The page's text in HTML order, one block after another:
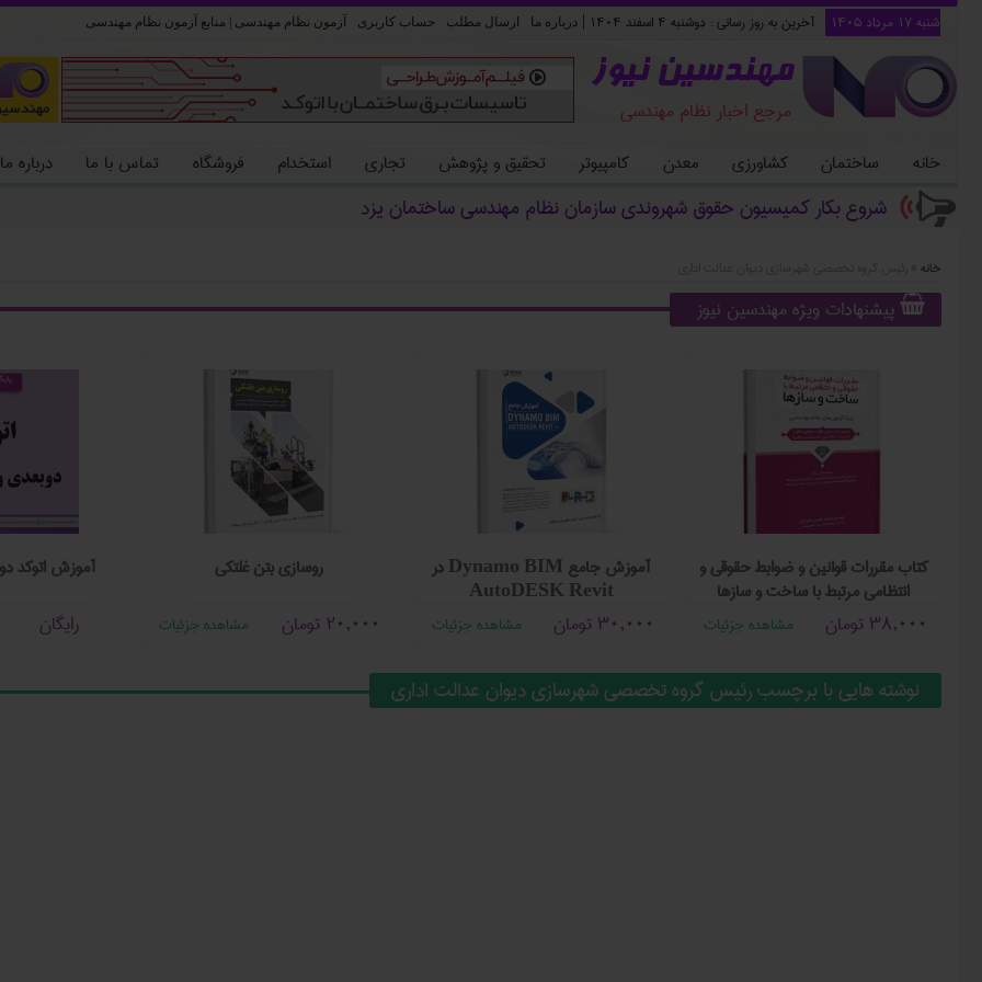
شنبه ۱۷ مرداد ۱۴۰۵ آخرین به روز رسانی : دوشنبه ۴ اسفند ۱۴۰۴ | درباره ما ارسال مطلب حساب کاربری آزمون نظام مهندسی | منابع آزمون نظام مهندسی
مهندسین نیوز
مرجع اخبار نظام مهندسی
خانه ساختمان کشاورزی معدن کامپیوتر تحقیق و پژوهش تجاری استخدام فروشگاه تماس با ما درباره ما
شروع بکار کمیسیون حقوق شهروندی سازمان نظام مهندسی ساختمان یزد
خانه
پیشنهادات ویژه مهندسین نیوز
آموزش اتوکد
رایگان
روسازی بتن غلتکی
20,000 تومان مشاهده جزئیات
آموزش جامع Dynamo BIM در
AutoDESK Revit
30,000 تومان مشاهده جزئیات
کتاب مقررات قوانين و ضوابط حقوقی و
انتظامی مرتبط با ساخت و سازها
38,000 تومان مشاهده جزئیات
نوشته هایی با برچسب رئیس گروه تخصصی شهرسازی دیوان عدالت اداری